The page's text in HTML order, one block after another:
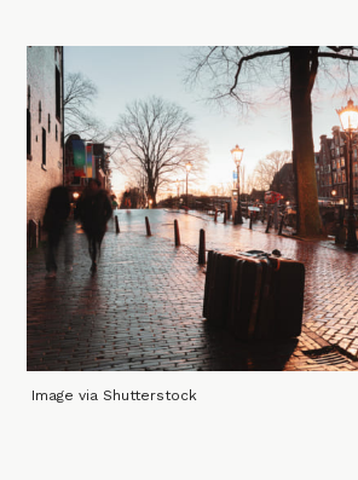
Image via Shutterstock